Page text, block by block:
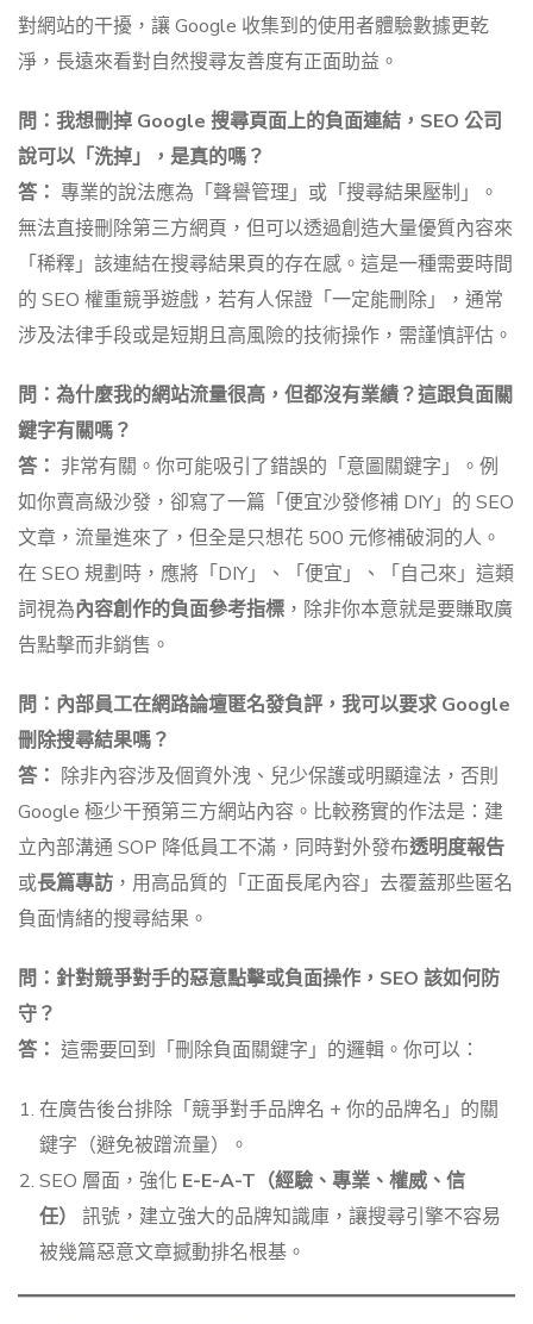
對網站的干擾，讓 Google 收集到的使用者體驗數據更乾
淨，長遠來看對自然搜尋友善度有正面助益。
問：我想刪掉 Google 搜尋頁面上的負面連結，SEO 公司
說可以「洗掉」，是真的嗎？
答： 專業的說法應為「聲譽管理」或「搜尋結果壓制」。
無法直接刪除第三方網頁，但可以透過創造大量優質內容來
「稀釋」該連結在搜尋結果頁的存在感。這是一種需要時間
的 SEO 權重競爭遊戲，若有人保證「一定能刪除」，通常
涉及法律手段或是短期且高風險的技術操作，需謹慎評估。
問：為什麼我的網站流量很高，但都沒有業績？這跟負面關
鍵字有關嗎？
答： 非常有關。你可能吸引了錯誤的「意圖關鍵字」。例
如你賣高級沙發，卻寫了一篇「便宜沙發修補 DIY」的 SEO
文章，流量進來了，但全是只想花 500 元修補破洞的人。
在 SEO 規劃時，應將「DIY」、「便宜」、「自己來」這類
詞視為內容創作的負面參考指標 ，除非你本意就是要賺取廣
告點擊而非銷售。
問：內部員工在網路論壇匿名發負評，我可以要求 Google
刪除搜尋結果嗎？
答： 除非內容涉及個資外洩、兒少保護或明顯違法，否則
Google 極少干預第三方網站內容。比較務實的作法是：建
立內部溝通 SOP 降低員工不滿，同時對外發布透明度報告
或長篇專訪 ，用高品質的「正面長尾內容」去覆蓋那些匿名
負面情緒的搜尋結果。
問：針對競爭對手的惡意點擊或負面操作，SEO 該如何防
守？
答： 這需要回到「刪除負面關鍵字」的邏輯。你可以：
在廣告後台排除「競爭對手品牌名 + 你的品牌名」的關
鍵字（避免被蹭流量）。
SEO 層面，強化 E-E-A-T（經驗、專業、權威、信
任）
訊號，建立強大的品牌知識庫，讓搜尋引擎不容易
被幾篇惡意文章撼動排名根基。